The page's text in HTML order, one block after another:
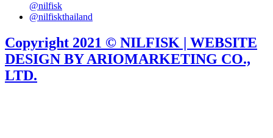
@nilfisk
@nilfiskthailand
Copyright 2021 © NILFISK | WEBSITE
DESIGN BY ARIOMARKETING CO.,
LTD.